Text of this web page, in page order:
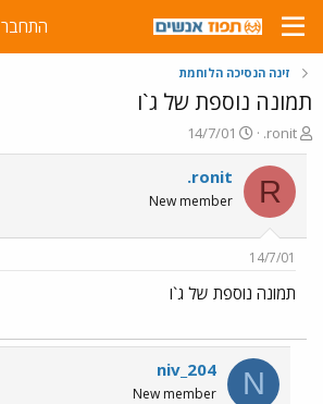
התחבר
זינה הנסיכה הלוחמת
תמונה נוספת של ג`ו
פ
ו
ת
ח
ה
ש
א
.ronit
פ
ו
ר
ם
ר
14/7/01
R
.ronit
New member
14/7/01
תמונה נוספת של ג`ו
N
niv_204
New member